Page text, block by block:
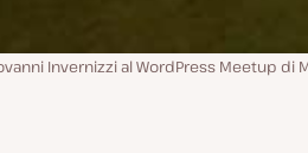
Invernizzi al WordPress Meetup di